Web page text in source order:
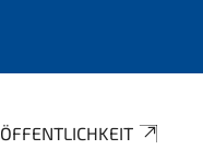
ÖFFENTLICHKEIT